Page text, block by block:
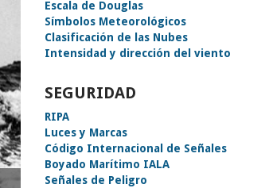
Escala de Douglas
Símbolos Meteorológicos
Clasificación de las Nubes
Intensidad y dirección del viento
SEGURIDAD
RIPA
Luces y Marcas
Código Internacional de Señales
Boyado Marítimo IALA
Señales de Peligro